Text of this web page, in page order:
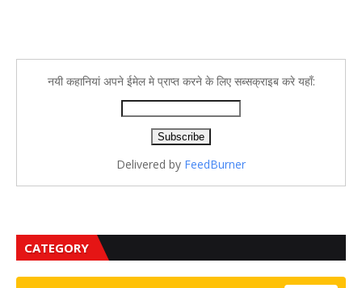
नयी कहानियां अपने ईमेल मे प्राप्त करने के लिए सब्सक्राइब करे यहाँ:
Delivered by FeedBurner
CATEGORY